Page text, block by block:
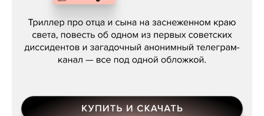
Даниил Туровский, «Разрыв»